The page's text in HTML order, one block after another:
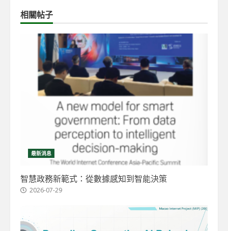
相關帖子
最新消息
智慧政務新範式：從數據感知到智能決策
2026-07-29